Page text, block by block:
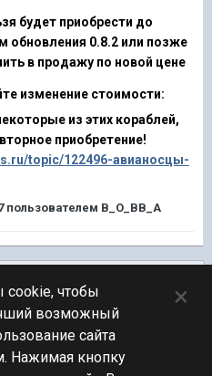
будет приобрести до
обновления 0.8.2 или позже
в продажу по новой цене
изменение стоимости:
из этих кораблей,
приобретение!
topic/122496-авианосцы-
пользователем B_O_BB_A
чтобы
возможный
сайта
Нажимая кнопку
×